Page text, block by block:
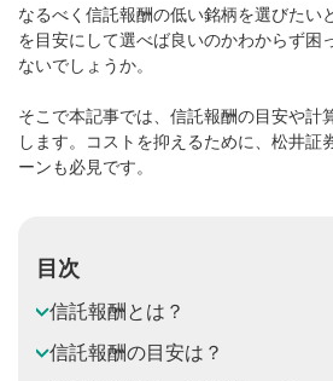
なるべく信託報酬の低い銘柄を選びたい
を目安にして選べば良いのかわからず困
ないでしょうか。
そこで本記事では、信託報酬の目安や計
します。コストを抑えるために、松井証
ーンも必見です。
目次
信託報酬とは？
信託報酬の目安は？